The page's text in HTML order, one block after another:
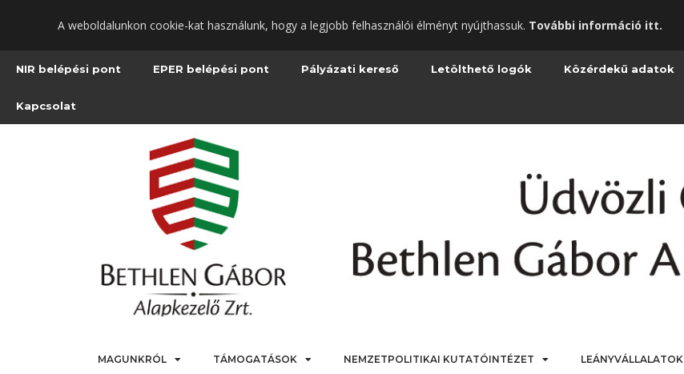
tartalomra
A weboldalunkon cookie-kat használunk, hogy a legjobb felhasználói élményt nyújthassuk. További információ itt.
NIR belépési pont EPER belépési pont Pályázati kereső Letölthető logók Közérdekű adatok
Kapcsolat
MAGUNKRÓL TÁMOGATÁSOK NEMZETPOLITIKAI KUTATÓINTÉZET LEÁNYVÁLLALATOK